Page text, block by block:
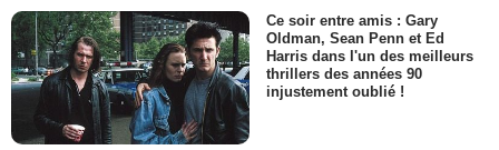
Ce soir entre amis : Gary
Oldman, Sean Penn et Ed
Harris dans l'un des meilleurs
thrillers des années 90
injustement oublié !